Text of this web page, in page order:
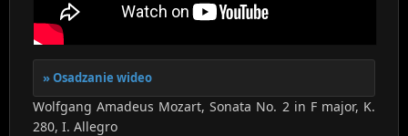
Osadzanie wideo
Wolfgang Amadeus Mozart, Sonata No. 2 in F major, K.
280, I. Allegro